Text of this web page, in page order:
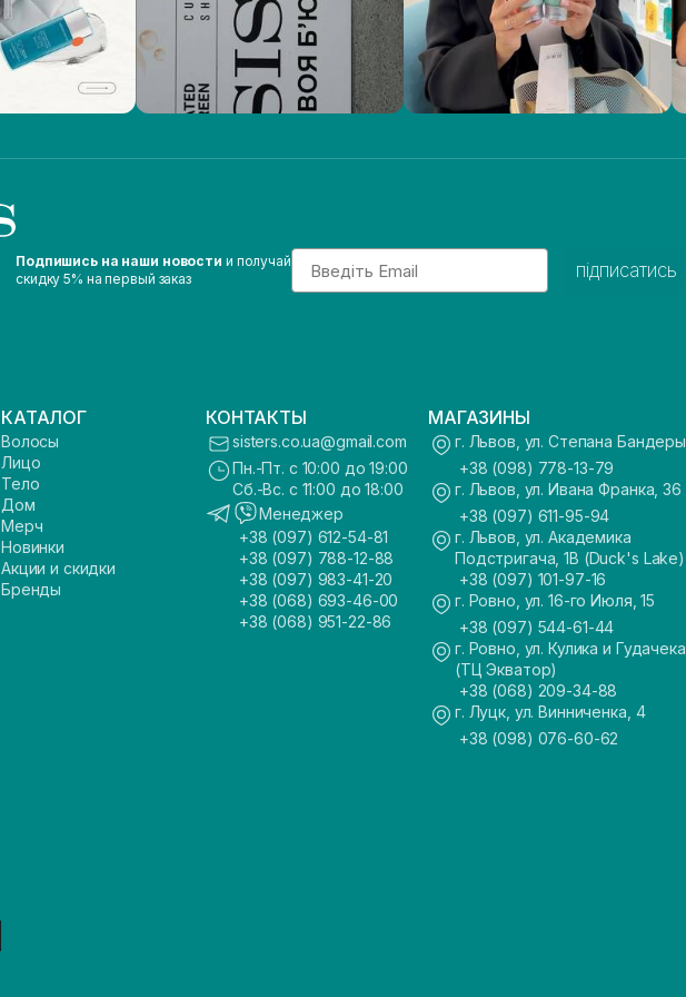
Подпишись на наши новости и получай
скидку 5% на первый заказ
Email
підписатись
КАТАЛОГ
Волосы
Лицо
Тело
Дом
Мерч
Новинки
Акции и скидки
Бренды
КОНТАКТЫ
sisters.co.ua@gmail.com
Пн.-Пт. с 10:00 до 19:00
Сб.-Вс. с 11:00 до 18:00
Менеджер
+38 (097) 612-54-81
+38 (097) 788-12-88
+38 (097) 983-41-20
+38 (068) 693-46-00
+38 (068) 951-22-86
МАГАЗИНЫ
г. Львов, ул. Степана
+38 (098) 778-13-79
г. Львов, ул. Ивана Франка, 36
+38 (097) 611-95-94
г. Львов, ул. Академика
Подстригача, 1В (Duck's Lake)
+38 (097) 101-97-16
г. Ровно, ул. 16-го Июля, 15
+38 (097) 544-61-44
г. Ровно, ул. Кулика и
(ТЦ Экватор)
+38 (068) 209-34-88
г. Луцк, ул. Винниченка, 4
+38 (098) 076-60-62